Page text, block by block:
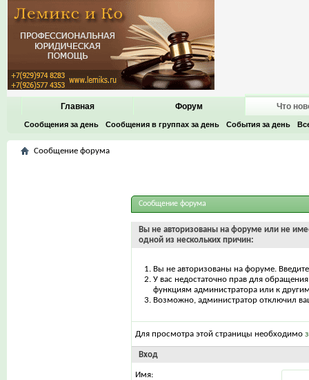
Главная Форум Что
Сообщения за день Сообщения в группах за день События за день
Сообщение форума
Сообщение форума
Вы не авторизованы на форуме или не
одной из нескольких причин:
Вы не авторизованы на форуме.
У вас недостаточно прав для
функциям администратора или к
Возможно, администратор отключил
Для просмотра этой страницы необходимо
Вход
Имя: